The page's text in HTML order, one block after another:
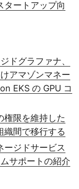
ートアップ向
ドグラファナ、
アマゾンマネー
EKS の GPU コ
権限を維持した
織間で移行する
ージドサービス
サポートの紹介